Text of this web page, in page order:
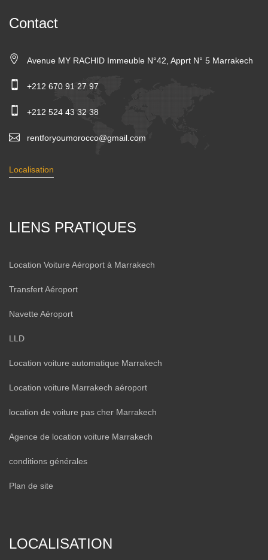
Contact
Avenue MY RACHID Immeuble N°42, Apprt N° 5 Marrakech
+212 670 91 27 97
+212 524 43 32 38
rentforyoumorocco@gmail.com
Localisation
LIENS PRATIQUES
Location Voiture Aéroport à Marrakech
Transfert Aéroport
Navette Aéroport
LLD
Location voiture automatique Marrakech
Location voiture Marrakech aéroport
location de voiture pas cher Marrakech
Agence de location voiture Marrakech
conditions générales
Plan de site
LOCALISATION